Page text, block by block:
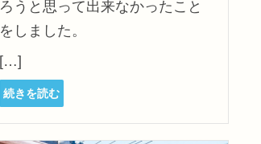
ろうと思って出来なかったこと
をしました。
[…]
続きを読む